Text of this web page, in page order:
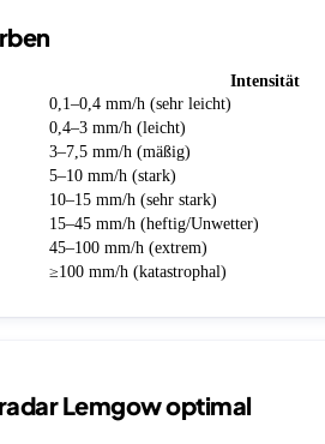
Intensität
0,1–0,4 mm/h (sehr leicht)
0,4–3 mm/h (leicht)
3–7,5 mm/h (mäßig)
5–10 mm/h (stark)
10–15 mm/h (sehr stark)
15–45 mm/h (heftig/Unwetter)
45–100 mm/h (extrem)
≥100 mm/h (katastrophal)
Lemgow optimal